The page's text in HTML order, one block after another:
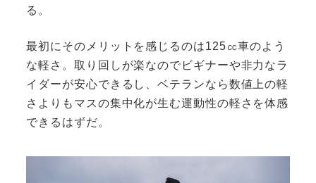
る。
最初にそのメリットを感じるのは125㏄車のよう
な軽さ。取り回しが楽なのでビギナーや非力なラ
イダーが安心できるし、ベテランなら数値上の軽
さよりもマスの集中化が生む運動性の軽さを体感
できるはずだ。